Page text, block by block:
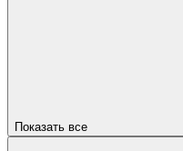
Показать все